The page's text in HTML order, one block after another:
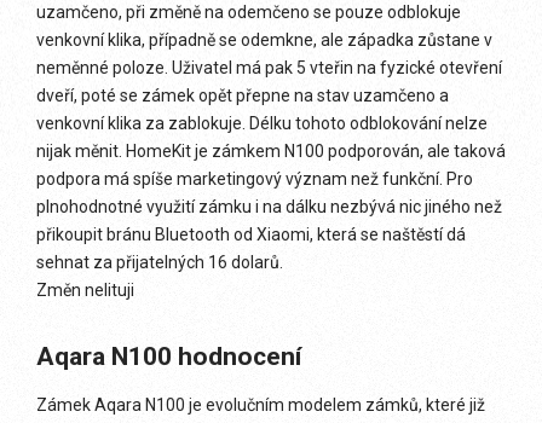
uzamčeno, při změně na odemčeno se pouze odblokuje
venkovní klika, případně se odemkne, ale západka zůstane v
neměnné poloze. Uživatel má pak 5 vteřin na fyzické otevření
dveří, poté se zámek opět přepne na stav uzamčeno a
venkovní klika za zablokuje. Délku tohoto odblokování nelze
nijak měnit. HomeKit je zámkem N100 podporován, ale taková
podpora má spíše marketingový význam než funkční. Pro
plnohodnotné využití zámku i na dálku nezbývá nic jiného než
přikoupit bránu Bluetooth od Xiaomi, která se naštěstí dá
sehnat za přijatelných 16 dolarů.
Změn nelituji
Aqara N100 hodnocení
Zámek Aqara N100 je evolučním modelem zámků, které již